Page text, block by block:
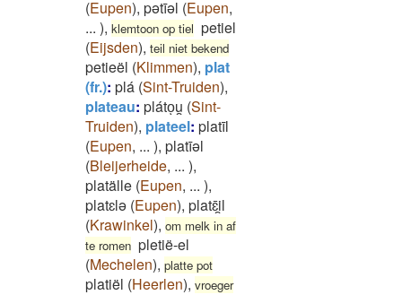
(Eupen), pətīəl (Eupen,
... ), klemtoon op tiel petiel
(Eijsden), teil niet bekend
petieël (Klimmen), plat
(fr.): plá (Sint-Truiden),
plateau: plátoͅu̯ (Sint-
Truiden), plateel: platīl
(Eupen, ... ), platīəl
(Bleijerheide, ... ),
platälle (Eupen, ... ),
platɛlə (Eupen), platɛ̄i̯l
(Krawinkel), om melk in af
te romen pletië-el
(Mechelen), platte pot
platiël (Heerlen), vroeger